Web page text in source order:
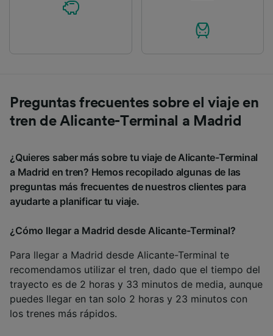
Preguntas frecuentes sobre el viaje en
tren de Alicante-Terminal a Madrid
¿Quieres saber más sobre tu viaje de Alicante-Terminal
a Madrid en tren? Hemos recopilado algunas de las
preguntas más frecuentes de nuestros clientes para
ayudarte a planificar tu viaje.
¿Cómo llegar a Madrid desde Alicante-Terminal?
Para llegar a Madrid desde Alicante-Terminal te
recomendamos utilizar el tren, dado que el tiempo del
trayecto es de 2 horas y 33 minutos de media, aunque
puedes llegar en tan solo 2 horas y 23 minutos con
los trenes más rápidos.